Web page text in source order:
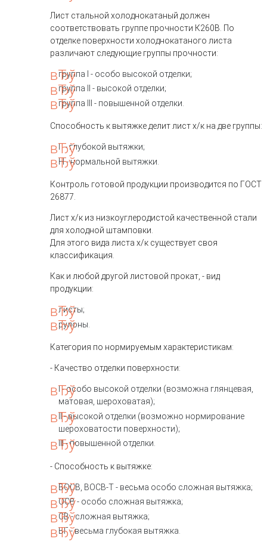
Лист стальной холоднокатаный должен
соответствовать группе прочности К260В. По
отделке поверхности холоднокатаного листа
различают следующие группы прочности:
группа I - особо высокой отделки;
группа II - высокой отделки;
группа III - повышенной отделки.
Способность к вытяжке делит лист х/к на две группы:
Г - глубокой вытяжки;
Н - нормальной вытяжки.
Контроль готовой продукции производится по ГОСТ
26877.
Лист х/к из низкоуглеродистой качественной стали
для холодной штамповки.
Для этого вида листа х/к существует своя
классификация.
Как и любой другой листовой прокат, - вид
продукции:
листы;
рулоны.
Категория по нормируемым характеристикам:
- Качество отделки поверхности:
I - особо высокой отделки (возможна глянцевая,
матовая, шероховатая);
II - высокой отделки (возможно нормирование
шероховатости поверхности);
III - повышенной отделки.
- Способность к вытяжке:
ВОСВ, ВОСВ-Т - весьма особо сложная вытяжка;
ОСВ - особо сложная вытяжка;
СВ - сложная вытяжка;
ВГ - весьма глубокая вытяжка.